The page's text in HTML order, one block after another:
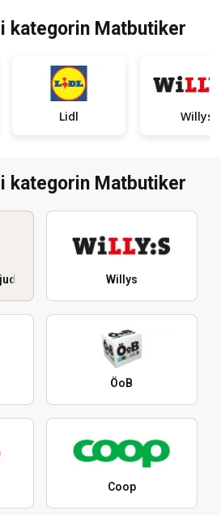
kategorin Matbutiker
Lidl Willys
kategorin Matbutiker
Willys
ÖoB
Coop